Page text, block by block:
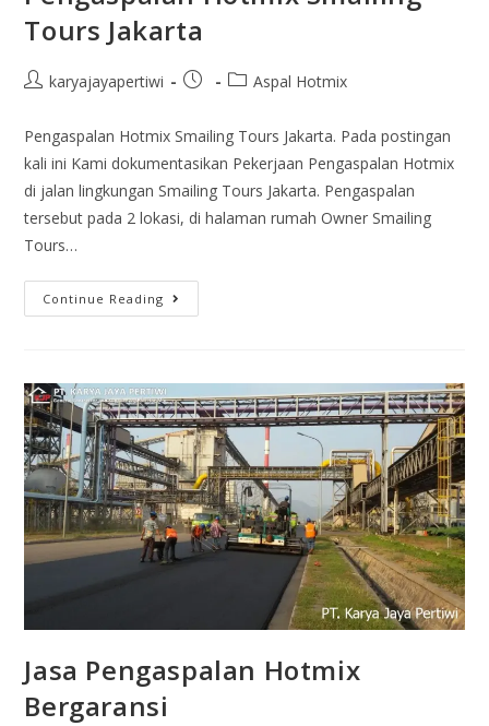
Tours Jakarta
karyajayapertiwi Aspal Hotmix
Pengaspalan Hotmix Smailing Tours Jakarta. Pada postingan
kali ini Kami dokumentasikan Pekerjaan Pengaspalan Hotmix
di jalan lingkungan Smailing Tours Jakarta. Pengaspalan
tersebut pada 2 lokasi, di halaman rumah Owner Smailing
Tours…
Continue Reading
Jasa Pengaspalan Hotmix
Bergaransi